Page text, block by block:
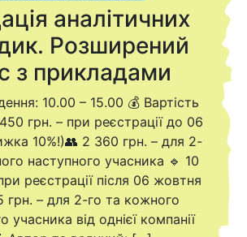
аналітичних
Розширений
з прикладами
10.00 – 15.00 💰 Вартість
грн. – при реєстрації до 06
10%!)👥 2 360 грн. – для 2-
наступного учасника 🔹 10
реєстрації після 06 жовтня
грн. – для 2-го та кожного
учасника від однієї компанії